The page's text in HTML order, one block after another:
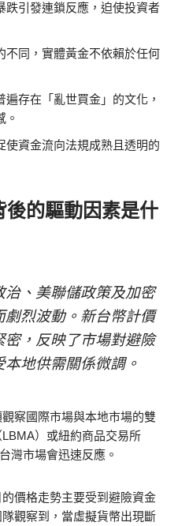
跌引發連鎖反應，迫使投資者
不同，實體黃金不依賴於任何
遍存在「亂世買金」的文化，
。
使資金流向法規成熟且透明的
的驅動因素是什
治、美聯儲政策及加密
劇烈波動。新台幣計價
密，反映了市場對避險
地供需關係微調。
察國際市場與本地市場的雙
）或紐約商品交易所
灣市場會迅速反應。
的價格走勢主要受到避險資金
觀察到，當虛擬貨幣出現斷